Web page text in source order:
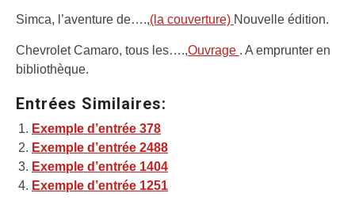
Simca, l’aventure de….,(la couverture) Nouvelle édition.
Chevrolet Camaro, tous les….,Ouvrage . A emprunter en
bibliothèque.
Entrées Similaires:
Exemple d’entrée 378
Exemple d’entrée 2488
Exemple d’entrée 1404
Exemple d’entrée 1251